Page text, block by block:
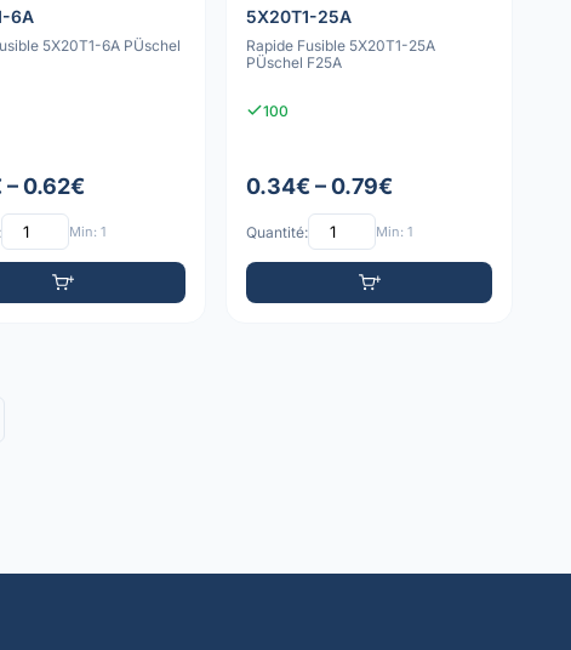
6A
5X20T1-6A PÜschel
0.62€
Min: 1
5X20T1-25A
Rapide Fusible 5X20T1-25A
PÜschel F25A
100
0.34€ – 0.79€
Quantité: Min: 1